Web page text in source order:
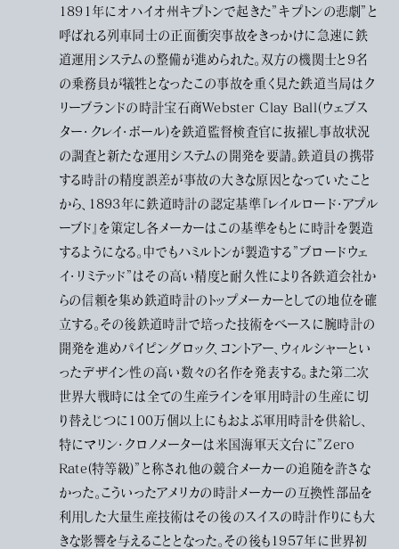
1891年にオハイオ州キプトンで起きた”キプトンの悲劇”と
呼ばれる列車同士の正面衝突事故をきっかけに急速に鉄
道運用システムの整備が進められた。双方の機関士と9名
の乗務員が犠牲となったこの事故を重く見た鉄道当局はク
リーブランドの時計宝石商Webster Clay Ball(ウェブス
ター・クレイ・ボール)を鉄道監督検査官に抜擢し事故状況
の調査と新たな運用システムの開発を要請。鉄道員の携帯
する時計の精度誤差が事故の大きな原因となっていたこと
から、1893年に鉄道時計の認定基準『レイルロード・アプル
ーブド』を策定し各メーカーはこの基準をもとに時計を製造
するようになる。中でもハミルトンが製造する”ブロードウェ
イ・リミテッド”はその高い精度と耐久性により各鉄道会社か
らの信頼を集め鉄道時計のトップメーカーとしての地位を確
立する。その後鉄道時計で培った技術をベースに腕時計の
開発を進めパイピングロック、コントアー、ウィルシャーとい
ったデザイン性の高い数々の名作を発表する。また第二次
世界大戦時には全ての生産ラインを軍用時計の生産に切
り替えじつに100万個以上にもおよぶ軍用時計を供給し、
特にマリン・クロノメーターは米国海軍天文台に”Zero
Rate(特等級)”と称され他の競合メーカーの追随を許さな
かった。こういったアメリカの時計メーカーの互換性部品を
利用した大量生産技術はその後のスイスの時計作りにも大
きな影響を与えることとなった。その後も1957年に世界初